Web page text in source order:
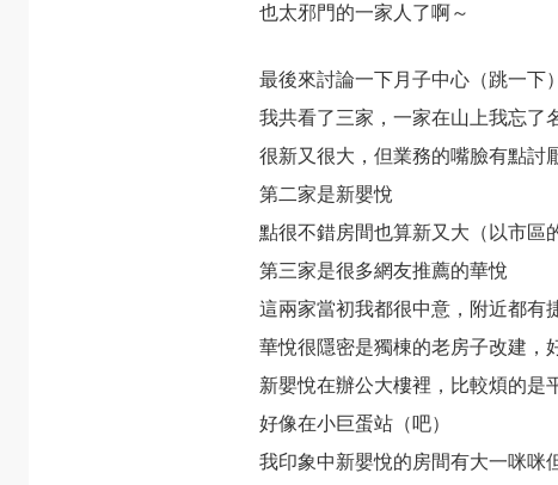
也太邪門的一家人了啊～
最後來討論一下月子中心（跳一下）
我共看了三家，一家在山上我忘了
很新又很大，但業務的嘴臉有點討
第二家是新嬰悅
點很不錯房間也算新又大（以市區
第三家是很多網友推薦的華悅
這兩家當初我都很中意，附近都有
華悅很隱密是獨棟的老房子改建，
新嬰悅在辦公大樓裡，比較煩的是
好像在小巨蛋站（吧）
我印象中新嬰悅的房間有大一咪咪